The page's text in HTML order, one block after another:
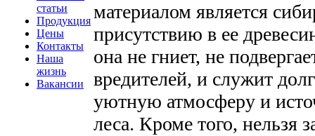
статьи
Продукция
Цены
Контакты
Наша
жизнь
Вакансии
материалом является
присутствию в ее
она не гниет, не
вредителей, и служит
уютную атмосферу и
леса. Кроме того, нельзя